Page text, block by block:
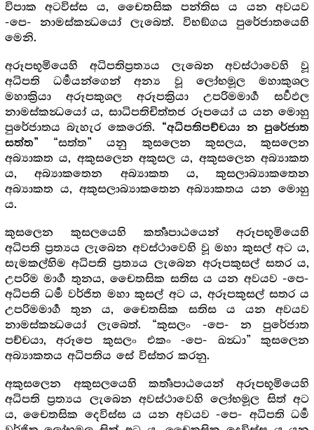
විපාක අටවිස්ස ය, චෛතසික පන්තිස ය යන අවයව
-පෙ- නාමස්කන්‍ධයෝ ලැබෙත්. විභඞ්ගය පුරේජාතයෙහි
මෙනි.
අරූපභූමියෙහි අධිපතිප්‍රත්‍යය ලැබෙන අවස්ථාවෙහි වූ
අධිපති ධර්‍මයන්ගෙන් අන්‍ය වූ ලෝභමූල මහාකුශල
මහාක්‍රියා අරූපකුශල අරූපක්‍රියා උපරිමමාර්‍ග සර්‍වඵල
නාමස්කන්‍ධයෝ ය, සාධිපතිචිත්තජ රූපයෝ ය යන මොහු
පුරේජාතය බැහැර කෙරෙති. “අධිපතිපච්චයා න පුරේජාත
සත්ත”“සත්ත” යනු කුසලෙන කුසලය, කුසලෙන
අබ්‍යාකත ය, අකුසලෙන අකුසල ය, අකුසලෙන අබ්‍යාකත
ය, අබ්‍යාකතෙන අබ්‍යාකත ය, කුසලාබ්‍යාකතෙන
අබ්‍යාකත ය, අකුසලාබ්‍යාකතෙන අබ්‍යාකතය යන මොහු
ය.
කුසලෙන කුසලයෙහි කර්‍තෘපාඨයෙන් අරූපභූමියෙහි
අධිපති ප්‍රත්‍යය ලැබෙන අවස්ථාවෙහි වූ මහා කුසල් අට ය,
සැමකල්හිම අධිපති ප්‍රත්‍යය ලැබෙන අරූපකුසල් සතර ය,
උපරිම මාර්‍ග තුනය, චෛතසික සතිස ය යන අවයව -පෙ-
අධිපති ධර්‍ම වර්ජිත මහා කුසල් අට ය, අරූපකුසල් සතර ය
උපරිමමාර්‍ග තුන ය, චෛතසික සතිස ය යන අවයව
නාමස්කන්‍ධයෝ ලැබෙත්. “කුසලං -පෙ- න පුරේජාත
පච්චයා, අරූපෙ කුසලං එකං -පෙ- ඛන්‍ධා” කුසලෙන
අබ්‍යාකතය අධිපතිය සේ විස්තර කරනු.
අකුසලෙන අකුසලයෙහි කර්‍තෘපාඨයෙන් අරූපභූමියෙහි
අධිපති ප්‍රත්‍යය ලැබෙන අවස්ථාවෙහි ලෝභමූල සිත් අට
ය, චෛතසික දෙවිස්ස ය යන අවයව -පෙ- අධිපති ධර්‍ම